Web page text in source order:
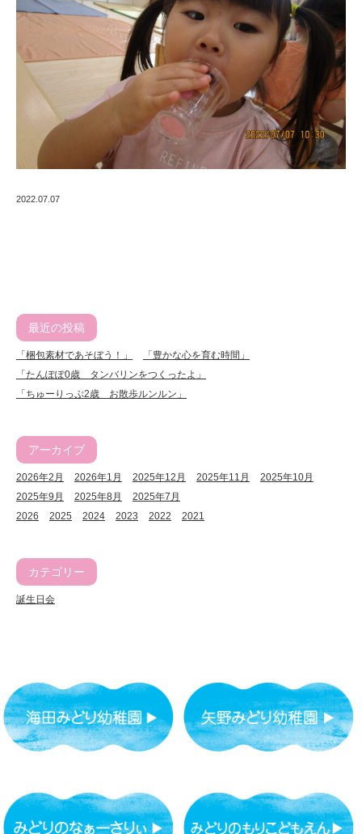
2022.07.07
最近の投稿
「梱包素材であそぼう！」
「豊かな心を育む時間」
「たんぽぽ0歳 タンバリンをつくったよ」
「ちゅーりっぷ2歳 お散歩ルンルン」
アーカイブ
2026年2月 2026年1月 2025年12月 2025年11月
2025年10月
2025年9月
2025年8月
2025年7月
2026
2025 2024 2023 2022 2021
カテゴリー
誕生日会